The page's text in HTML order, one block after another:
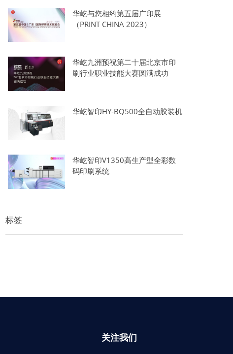
华屹与您相约第五届广印展
（PRINT CHINA 2023）
华屹九洲预祝第二十届北京市印
刷行业职业技能大赛圆满成功
华屹智印HY-BQ500全自动胶装机
华屹智印V1350高生产型全彩数
码印刷系统
标签
关注我们